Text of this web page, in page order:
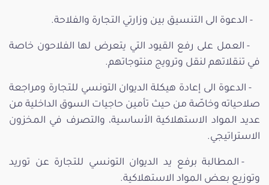
- الدعوة الى التنسيق بين وزارتي التجارة والفلاحة.
- العمل على رفع القيود التي يتعرض لها الفلاحون خاصة
في تنقلاتهم لنقل وترويج منتوجاتهم.
- الدعوة الى إعادة هيكلة الديوان التونسي للتجارة ومراجعة
صلاحياته وخاصّة من حيث تأمين حاجيات السوق الداخلية من
عديد المواد الاستهلاكية الأساسية، والتصرف في المخزون
الاستراتيجي.
- المطالبة برفع يد الديوان التونسي للتجارة عن توريد
وتوزيع بعض المواد الاستهلاكية.